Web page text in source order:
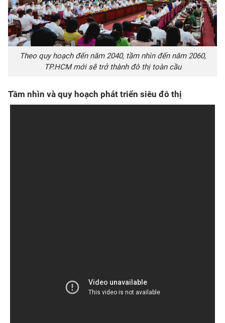
Theo quy hoạch đến năm 2040, tầm nhìn đến năm 2060,
TP.HCM mới sẽ trở thành đô thị toàn cầu
Tầm nhìn và quy hoạch phát triển siêu đô thị